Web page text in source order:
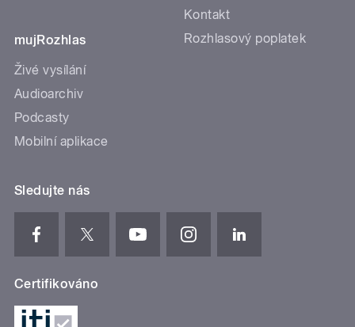
mujRozhlas
Živé vysílání
Audioarchiv
Podcasty
Mobilní aplikace
Kontakt
Rozhlasový poplatek
Sledujte nás
Certifikováno